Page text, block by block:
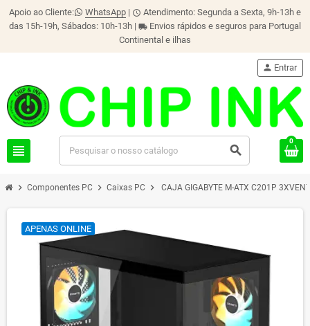
Apoio ao Cliente: WhatsApp | schedule Atendimento: Segunda a Sexta, 9h-13h e
das 15h-19h, Sábados: 10h-13h | local_shipping Envios rápidos e seguros para Portugal
Continental e ilhas
view_headline search
person Entrar
0
chevron_right Componentes PC chevron_right Caixas PC chevron_right CAJA GIGABYTE M-ATX C201P
APENAS ONLINE